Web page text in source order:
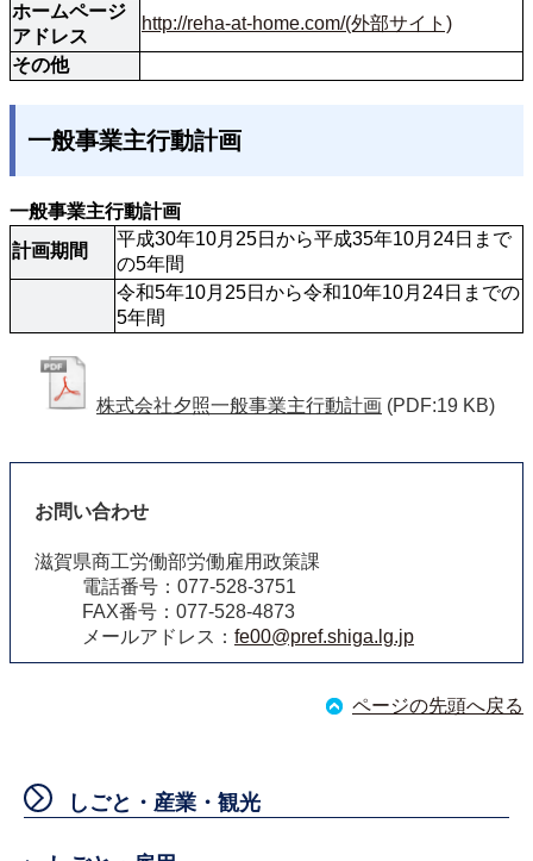
ホームページ
アドレス
http://reha-at-home.com/(外部サイト)
その他
一般事業主行動計画
一般事業主行動計画
計画期間
平成30年10月25日から平成35年10月24日まで
の5年間
令和5年10月25日から令和10年10月24日までの
5年間
株式会社夕照一般事業主行動計画 (PDF:19 KB)
お問い合わせ
滋賀県商工労働部労働雇用政策課
電話番号：077-528-3751
FAX番号：077-528-4873
メールアドレス： fe00@pref.shiga.lg.jp
ページの先頭へ戻る
しごと・産業・観光